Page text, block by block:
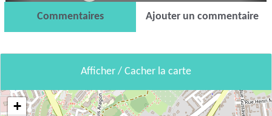
Commentaires Ajouter un commentaire
Afficher / Cacher la carte
+